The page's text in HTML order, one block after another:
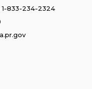
1-833-234-2324